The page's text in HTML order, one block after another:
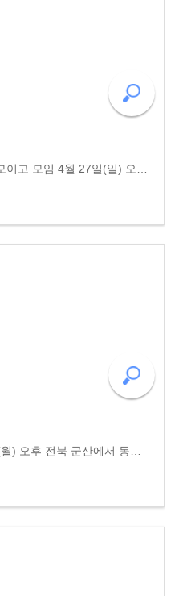
동고송 인문강의 – 화순 여미고모이고 모임 4월 27일(일) 오후 4시 화순 ’여미고모이고모임’에서 황광우 작가 인문강의가 열렸다. 강연에서 연간 600조 원에 달하는 세금을 집행하는 새로운 정부에 ‘복지정부’를 표방할 것과 정책집행 세목을 비중 있게 제안하였다. ..
황석영 작가와의 대담 4월 14일(월) 오후 전북 군산에서 동고송 인문학 대담 ‘황석영 작가와 만나다’를 진행하였다. 소설가로 잘 알려진 황석영 작가는 우리나라를 대표하는 문인 중 한 사람이다. 황석영 작가는 사회운동가로도 큰 활동을 해오며 민중 역사소설 『장길산』..